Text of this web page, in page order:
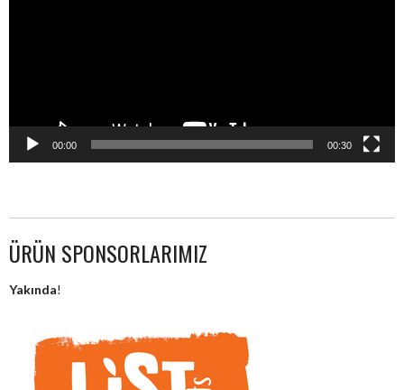
00:00 00:30
ÜRÜN SPONSORLARIMIZ
Yakında!